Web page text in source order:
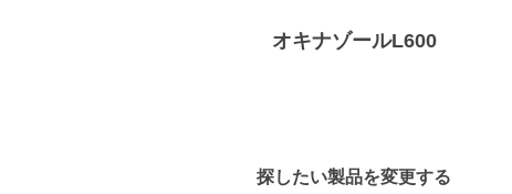
オキナゾールL600
探したい製品を変更する